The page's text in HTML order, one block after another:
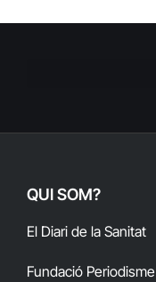
QUI SOM?
El Diari de la Sanitat
Fundació Periodisme